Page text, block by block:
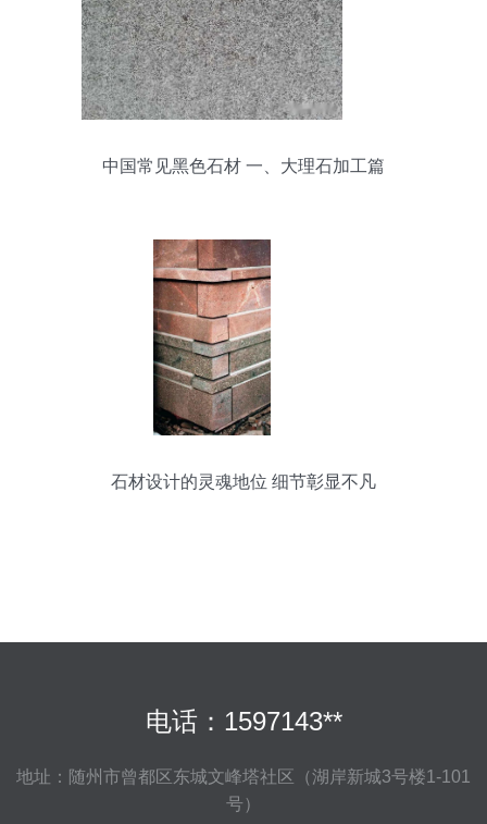
中国常见黑色石材 一、大理石加工篇
石材设计的灵魂地位 细节彰显不凡
电话：1597143**
地址：随州市曾都区东城文峰塔社区（湖岸新城3号楼1-101
号）